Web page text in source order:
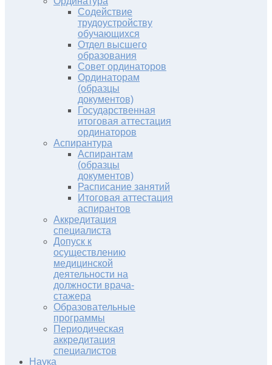
Содействие
трудоустройству
обучающихся
Отдел высшего
образования
Совет ординаторов
Ординаторам
(образцы
документов)
Государственная
итоговая аттестация
ординаторов
Аспирантура
Аспирантам
(образцы
документов)
Расписание занятий
Итоговая аттестация
аспирантов
Аккредитация
специалиста
Допуск к
осуществлению
медицинской
деятельности на
должности врача-
стажера
Образовательные
программы
Периодическая
аккредитация
специалистов
Наука